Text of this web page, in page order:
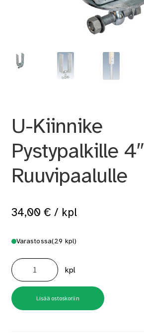
U-Kiinnike
Pystypalkille 4″
Ruuvipaalulle
34,00 € / kpl
Varastossa(29 kpl)
U-
Kiinnike
Pystypalkille
4"
Ruuvipaalulle
määrä
kpl
Lisää ostoskoriin